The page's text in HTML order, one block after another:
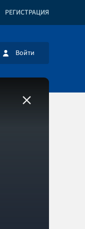
РЕГИСТРАЦИЯ
Войти